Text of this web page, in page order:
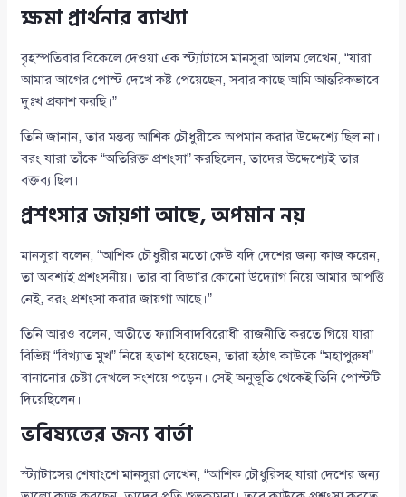
ক্ষমা প্রার্থনার ব্যাখ্যা
বৃহস্পতিবার বিকেলে দেওয়া এক স্ট্যাটাসে মানসুরা আলম লেখেন, “যারা
আমার আগের পোস্ট দেখে কষ্ট পেয়েছেন, সবার কাছে আমি আন্তরিকভাবে
দুঃখ প্রকাশ করছি।”
তিনি জানান, তার মন্তব্য আশিক চৌধুরীকে অপমান করার উদ্দেশ্যে ছিল না।
বরং যারা তাঁকে “অতিরিক্ত প্রশংসা” করছিলেন, তাদের উদ্দেশ্যেই তার
বক্তব্য ছিল।
প্রশংসার জায়গা আছে, অপমান নয়
মানসুরা বলেন, “আশিক চৌধুরীর মতো কেউ যদি দেশের জন্য কাজ করেন,
তা অবশ্যই প্রশংসনীয়। তার বা বিডা’র কোনো উদ্যোগ নিয়ে আমার আপত্তি
নেই, বরং প্রশংসা করার জায়গা আছে।”
তিনি আরও বলেন, অতীতে ফ্যাসিবাদবিরোধী রাজনীতি করতে গিয়ে যারা
বিভিন্ন “বিখ্যাত মুখ” নিয়ে হতাশ হয়েছেন, তারা হঠাৎ কাউকে “মহাপুরুষ”
বানানোর চেষ্টা দেখলে সংশয়ে পড়েন। সেই অনুভূতি থেকেই তিনি পোস্টটি
দিয়েছিলেন।
ভবিষ্যতের জন্য বার্তা
স্ট্যাটাসের শেষাংশে মানসুরা লেখেন, “আশিক চৌধুরিসহ যারা দেশের জন্য